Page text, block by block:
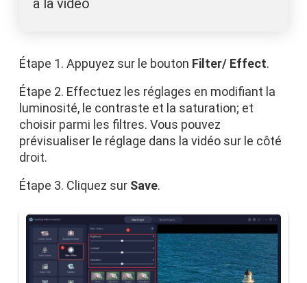
Étape 1. Appuyez sur le bouton Filter/ Effect.
Étape 2. Effectuez les réglages en modifiant la
luminosité, le contraste et la saturation; et
choisir parmi les filtres. Vous pouvez
prévisualiser le réglage dans la vidéo sur le côté
droit.
Étape 3. Cliquez sur Save.